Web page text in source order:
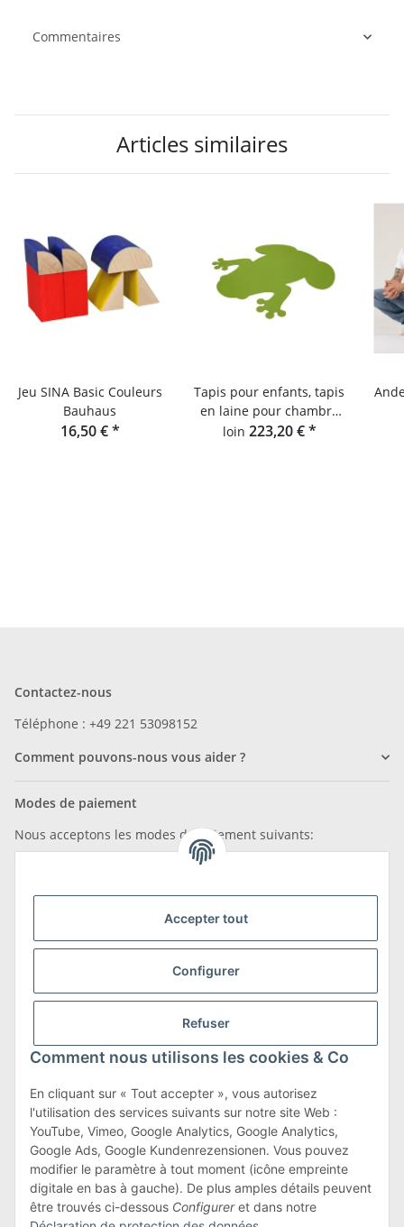
Accepter tout
Configurer
Refuser
Comment nous utilisons les cookies & Co
En cliquant sur « Tout accepter », vous autorisez
l'utilisation des services suivants sur notre site Web :
YouTube, Vimeo, Google Analytics, Google Analytics,
Google Ads, Google Kundenrezensionen. Vous pouvez
modifier le paramètre à tout moment (icône empreinte
digitale en bas à gauche). De plus amples détails peuvent
être trouvés ci-dessous Configureret dans notre
Commentaires
Articles similaires
Jeu SINA Basic Couleurs
Bauhaus
16,50 €*
Tapis pour enfants, tapis
en laine pour chambre
d'enfants, tapis Hey-Sign
loin 223,20 €*
Contactez-nous
Téléphone : +49 221 53098152
Comment pouvons-nous vous aider ?
Modes de paiement
Nous acceptons les modes de paiement suivants:
Nous sommes membres de
Transport et retours
Conditions générales